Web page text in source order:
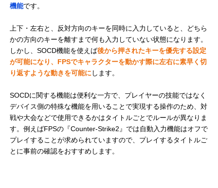
機能です。
上下・左右と、反対方向のキーを同時に入力していると、どちら
かの方向のキーを離すまで何も入力していない状態になります。
しかし、SOCD機能を使えば後から押されたキーを優先する設定
が可能になり、FPSでキャラクターを動かす際に左右に素早く切
り返すような動きを可能に します。
SOCDに関する機能は便利な一方で、プレイヤーの技能ではなく
デバイス側の特殊な機能を用いることで実現する操作のため、対
戦や大会などで使用できるかはタイトルごとでルールが異なりま
す。例えばFPSの『Counter-Strike2』では自動入力機能はオフで
プレイすることが求められていますので、プレイするタイトルご
とに事前の確認をおすすめします。